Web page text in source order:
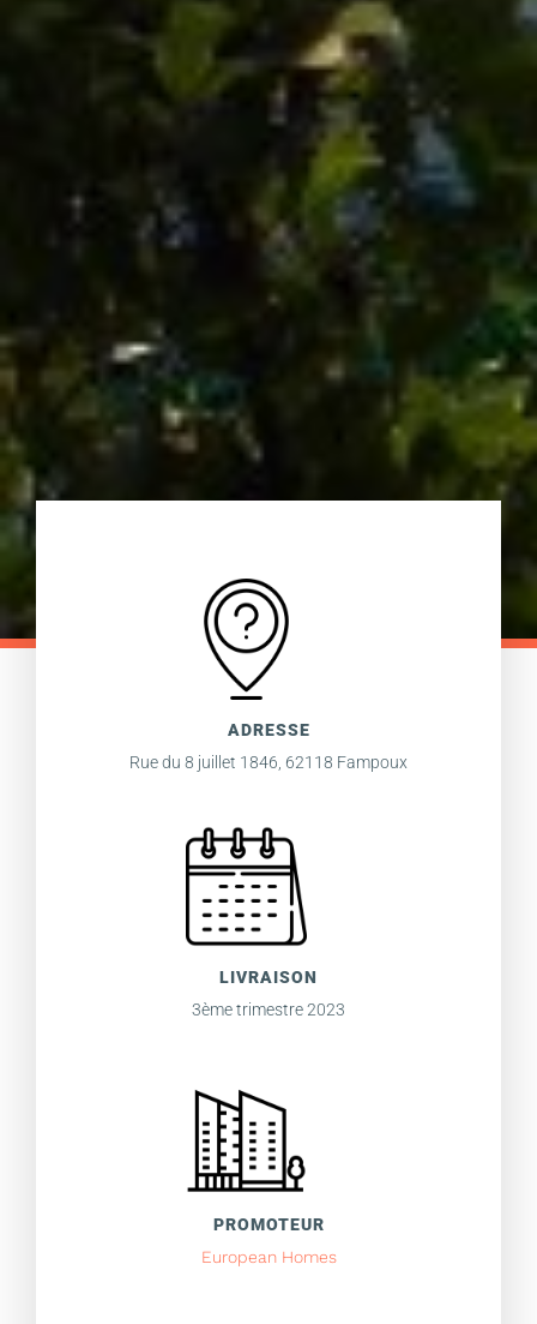
ADRESSE
Rue du 8 juillet 1846, 62118 Fampoux
LIVRAISON
3ème trimestre 2023
PROMOTEUR
European Homes